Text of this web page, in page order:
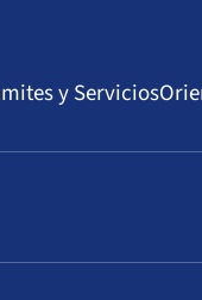
y Servicios